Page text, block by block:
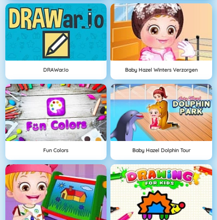
DRAWar.io Baby Hazel Winters Verzorgen
Fun Colors Baby Hazel Dolphin Tour